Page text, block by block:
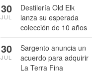
Destilería Old Elk
lanza su esperada
colección de 10 años
30
JUL
Sargento anuncia un
acuerdo para adquirir
La Terra Fina
30
JUL